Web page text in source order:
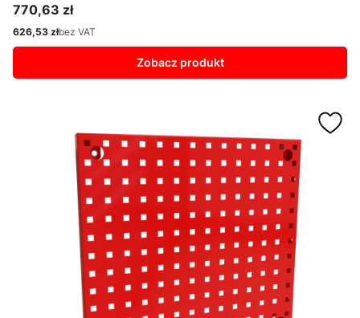
Cena
770,63 zł
Cena
626,53 złbez VAT
Zobacz produkt